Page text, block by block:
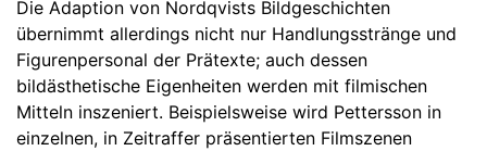
Die Adaption von Nordqvists Bildgeschichten
übernimmt allerdings nicht nur Handlungsstränge und
Figurenpersonal der Prätexte; auch dessen
bildästhetische Eigenheiten werden mit filmischen
Mitteln inszeniert. Beispielsweise wird Pettersson in
einzelnen, in Zeitraffer präsentierten Filmszenen